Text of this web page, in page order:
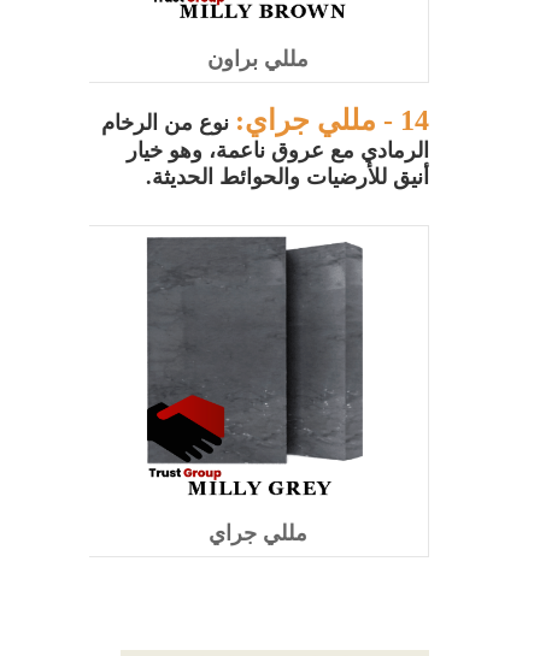
مللي براون
14 - مللي جراي: نوع من الرخام
الرمادي مع عروق ناعمة، وهو خيار
أنيق للأرضيات والحوائط الحديثة.
مللي جراي